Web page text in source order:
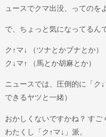
ュースでクマ出没、ってのを
で、ちょっと気になってるん
ク↑マ↓ （ツナとかブナとか）
ク↓マ↑ （馬とか胡麻とか）
ニュースでは、圧倒的に「ク
できるヤツと一緒）
おかしくないですかね？ すご
わたくし「ク↑マ↓」派。